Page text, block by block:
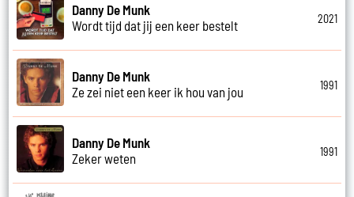
Danny De Munk
Wordt tijd dat jij een keer bestelt
2021
Danny De Munk
Ze zei niet een keer ik hou van jou
1991
Danny De Munk
Zeker weten
1991